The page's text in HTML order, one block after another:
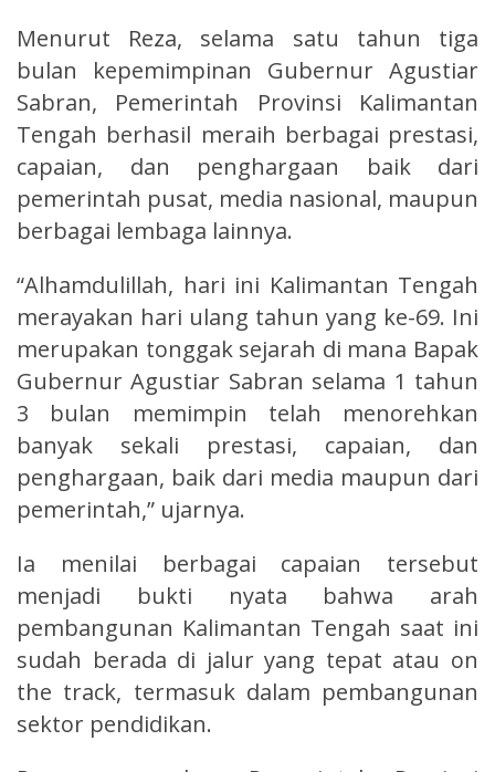
Menurut Reza, selama satu tahun tiga
bulan kepemimpinan Gubernur Agustiar
Sabran, Pemerintah Provinsi Kalimantan
Tengah berhasil meraih berbagai prestasi,
capaian, dan penghargaan baik dari
pemerintah pusat, media nasional, maupun
berbagai lembaga lainnya.
“Alhamdulillah, hari ini Kalimantan Tengah
merayakan hari ulang tahun yang ke-69. Ini
merupakan tonggak sejarah di mana Bapak
Gubernur Agustiar Sabran selama 1 tahun
3 bulan memimpin telah menorehkan
banyak sekali prestasi, capaian, dan
penghargaan, baik dari media maupun dari
pemerintah,” ujarnya.
Ia menilai berbagai capaian tersebut
menjadi bukti nyata bahwa arah
pembangunan Kalimantan Tengah saat ini
sudah berada di jalur yang tepat atau on
the track, termasuk dalam pembangunan
sektor pendidikan.